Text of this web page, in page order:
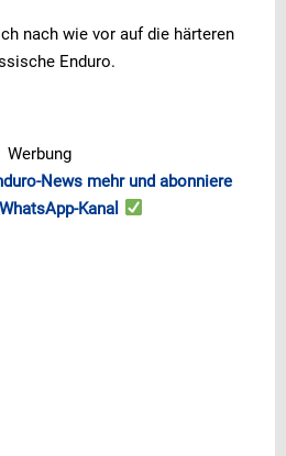
nach wie vor auf die härteren
Enduro.
Werbung
News mehr und abonniere
Kanal